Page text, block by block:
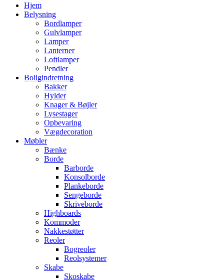
Hjem
Belysning
Bordlamper
Gulvlamper
Lamper
Lanterner
Loftlamper
Pendler
Boligindretning
Bakker
Hylder
Knager & Bøjler
Lysestager
Opbevaring
Vægdecoration
Møbler
Bænke
Borde
Barborde
Konsolborde
Plankeborde
Sengeborde
Skriveborde
Highboards
Kommoder
Nakkestøtter
Reoler
Bogreoler
Reolsystemer
Skabe
Skoskabe